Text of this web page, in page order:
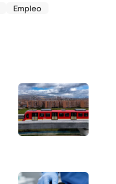
Empleo